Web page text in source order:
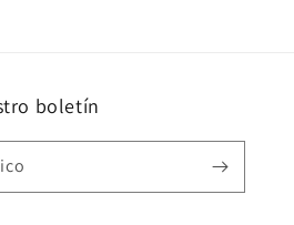
boletín